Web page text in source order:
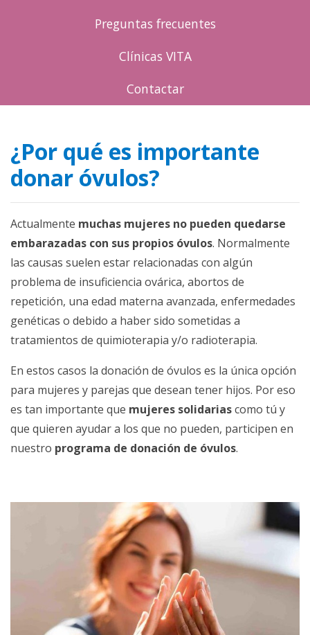
Preguntas frecuentes
Clínicas VITA
Contactar
¿Por qué es importante
donar óvulos?
Actualmente muchas mujeres no pueden quedarse
embarazadas con sus propios óvulos. Normalmente
las causas suelen estar relacionadas con algún
problema de insuficiencia ovárica, abortos de
repetición, una edad materna avanzada, enfermedades
genéticas o debido a haber sido sometidas a
tratamientos de quimioterapia y/o radioterapia.
En estos casos la donación de óvulos es la única opción
para mujeres y parejas que desean tener hijos. Por eso
es tan importante que mujeres solidariascomo tú y
que quieren ayudar a los que no pueden, participen en
nuestro programa de donación de óvulos.